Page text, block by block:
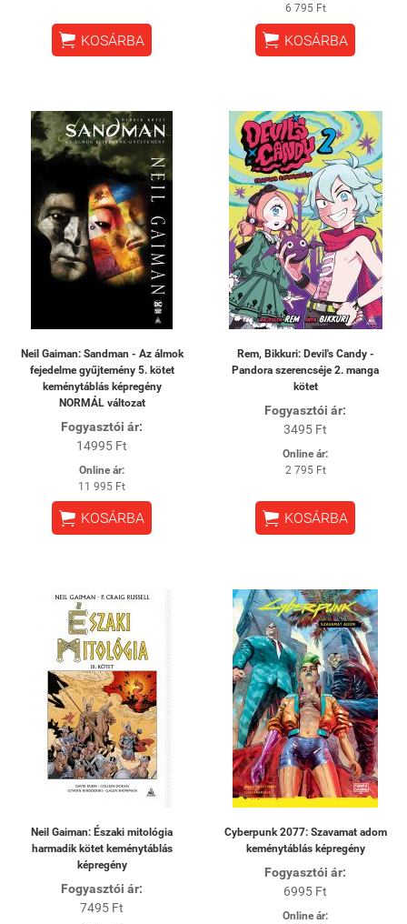
 KOSÁRBA
6 795 Ft
 KOSÁRBA
Neil Gaiman: Sandman - Az álmok
fejedelme gyűjtemény 5. kötet
keménytáblás képregény
NORMÁL változat
Fogyasztói ár:
14995 Ft
Online ár:
11 995 Ft
 KOSÁRBA
Rem, Bikkuri: Devil's Candy -
Pandora szerencséje 2. manga
kötet
Fogyasztói ár:
3495 Ft
Online ár:
2 795 Ft
 KOSÁRBA
Neil Gaiman: Északi mitológia
harmadik kötet keménytáblás
képregény
Fogyasztói ár:
7495 Ft
Cyberpunk 2077: Szavamat adom
keménytáblás képregény
Fogyasztói ár:
6995 Ft
Online ár: